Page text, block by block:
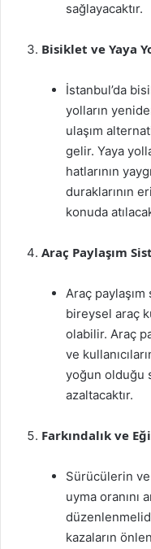
sağlayacaktır.
Bisiklet ve Yaya
İstanbul’da
yolların
ulaşım
gelir. Yaya
hatlarının
duraklarının
konuda
Araç Paylaşım
Araç
bireysel araç
olabilir. Araç
ve
yoğun olduğu
azaltacaktır.
Farkındalık ve
Sürücülerin
uyma oranını
kazaların